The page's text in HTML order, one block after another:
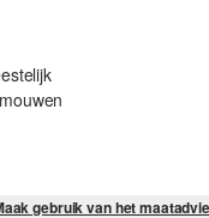
gebruik van het